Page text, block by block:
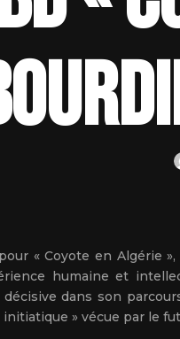
« Coyote en Algérie
humaine et
dans son
initiatique » vécue par le